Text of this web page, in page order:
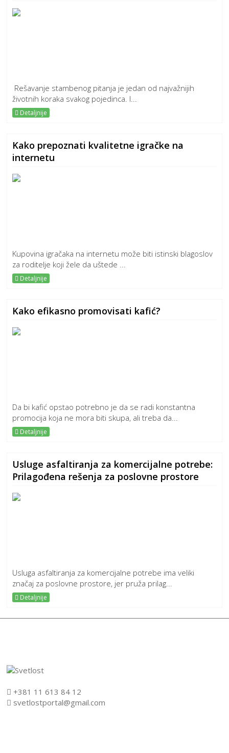
Rešavanje stambenog pitanja je jedan od najvažnijih
životnih koraka svakog pojedinca. I...
Detaljnije
Kako prepoznati kvalitetne igračke na
internetu
Kupovina igračaka na internetu može biti istinski blagoslov
za roditelje koji žele da uštede ...
Detaljnije
Kako efikasno promovisati kafić?
Da bi kafić opstao potrebno je da se radi konstantna
promocija koja ne mora biti skupa, ali treba da...
Detaljnije
Usluge asfaltiranja za komercijalne potrebe:
Prilagođena rešenja za poslovne prostore
Usluga asfaltiranja za komercijalne potrebe ima veliki
značaj za poslovne prostore, jer pruža prilag...
Detaljnije
+381 11 613 84 12
svetlostportal@gmail.com